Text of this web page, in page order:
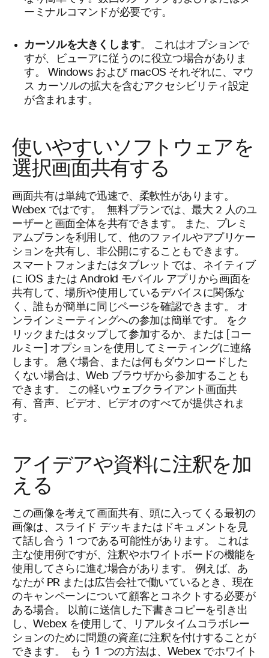
ーミナルコマンドが必要です。
カーソルを大きくします。 これはオプションで
すが、ビューアに従うのに役立つ場合がありま
す。 Windows および macOS それぞれに、マウ
ス カーソルの拡大を含むアクセシビリティ設定
が含まれます。
使いやすいソフトウェアを
選択画面共有する
画面共有は単純で迅速で、柔軟性があります。
Webex ではです。
無料プランでは、最大 2 人のユ
ーザーと画面全体を共有できます。 また、プレミ
アムプランを利用して、他のファイルやアプリケー
ションを共有し、非公開にすることもできます。
スマートフォンまたはタブレットでは、ネイティブ
に iOS または Android モバイル アプリから画面を
共有して、場所や使用しているデバイスに関係な
く、誰もが簡単に同じページを確認できます。 オ
ンラインミーティングへの参加は簡単です。 をク
リックまたはタップして参加するか、または [コー
ルミー] オプションを使用してミーティングに連絡
します。
急ぐ場合、または何もダウンロードした
くない場合は、Web ブラウザから参加することも
できます。 この軽いウェブクライアント画面共
有、音声、ビデオ、ビデオのすべてが提供されま
す。
アイデアや資料に注釈を加
える
この画像を考えて画面共有、頭に入ってくる最初の
画像は、スライド デッキまたはドキュメントを見
て話し合う 1 つである可能性があります。 これは
主な使用例ですが、注釈やホワイトボードの機能を
使用してさらに進む場合があります。
例えば、あ
なたが PR または広告会社で働いているとき、現在
のキャンペーンについて顧客とコネクトする必要が
ある場合。 以前に送信した下書きコピーを引き出
し、Webex を使用して、リアルタイムコラボレー
ションのために問題の資産に注釈を付けすることが
できます。
もう 1 つの方法は、Webex でホワイト